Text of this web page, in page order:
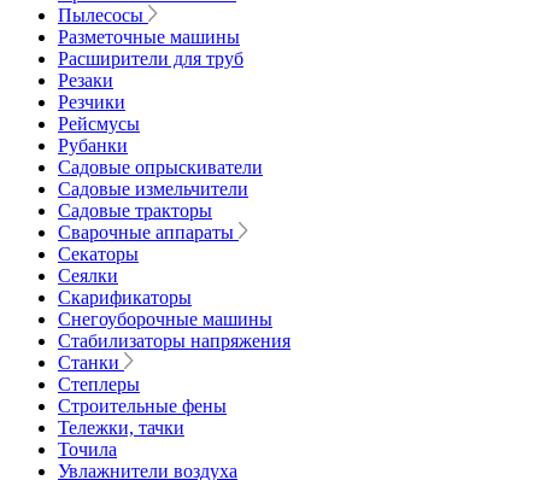
Пылесосы
Разметочные машины
Расширители для труб
Резаки
Резчики
Рейсмусы
Рубанки
Садовые опрыскиватели
Садовые измельчители
Садовые тракторы
Сварочные аппараты
Секаторы
Сеялки
Скарификаторы
Снегоуборочные машины
Стабилизаторы напряжения
Станки
Степлеры
Строительные фены
Тележки, тачки
Точила
Увлажнители воздуха